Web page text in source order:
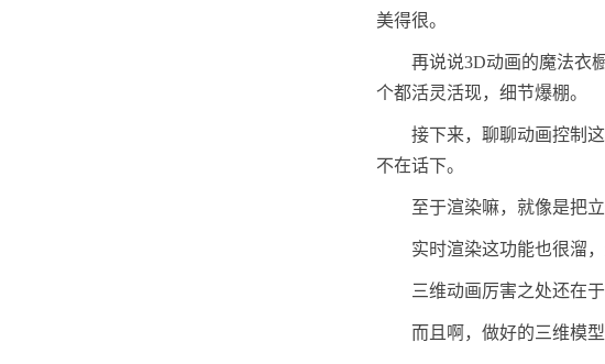
美得很。
再说说3D动画的魔法衣
个都活灵活现，细节爆棚。
接下来，聊聊动画控制
不在话下。
至于渲染嘛，就像是把
实时渲染这功能也很溜
三维动画厉害之处还在
而且啊，做好的三维模